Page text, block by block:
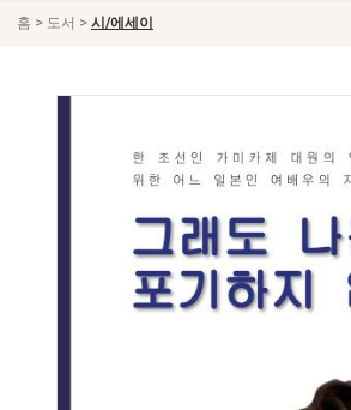
홈 > 도서 > 시/에세이